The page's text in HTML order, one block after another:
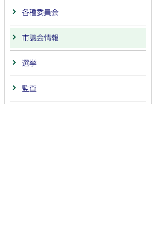
各種委員会
市議会情報
選挙
監査